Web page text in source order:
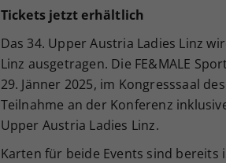
Tickets jetzt erhältlich
Das 34. Upper Austria Ladies Linz
Linz ausgetragen. Die FE&MALE
29. Jänner 2025, im Kongresssaal
Teilnahme an der Konferenz
Upper Austria Ladies Linz.
Karten für beide Events sind